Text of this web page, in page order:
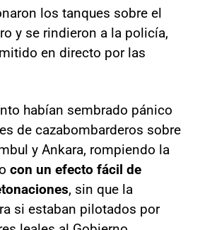
los tanques sobre el
y se rindieron a la policía,
en directo por las
habían sembrado pánico
de cazabombarderos sobre
y Ankara, rompiendo la
con un efecto fácil de
, sin que la
si estaban pilotados por